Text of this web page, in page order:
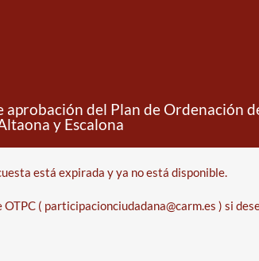
del Plan de Ordenación
y Escalona
está expirada y ya no está disponible.
( participacionciudadana@carm.es ) si